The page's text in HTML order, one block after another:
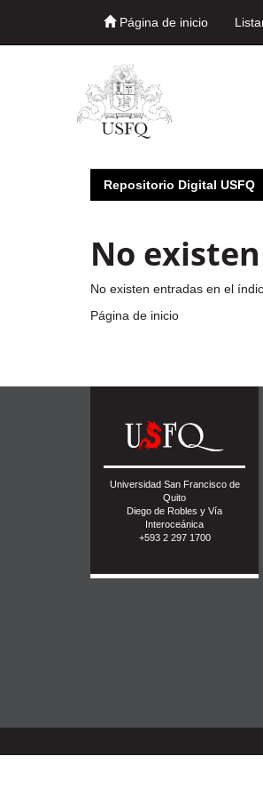
Página de inicio
Repositorio Digital USFQ
No
No existen entradas en el
Página de inicio
Universidad San Francisco de
Quito
Diego de Robles y Vía
Interoceánica
+593 2 297 1700